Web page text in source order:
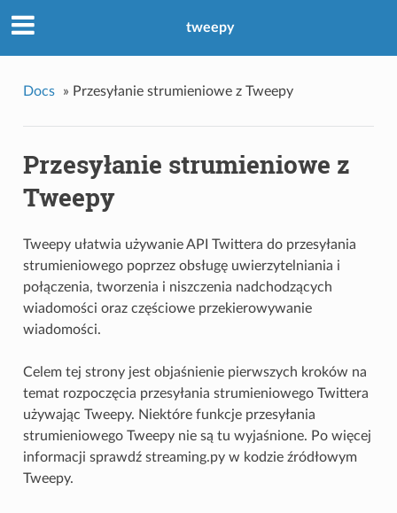
tweepy
Docs » Przesyłanie strumieniowe z Tweepy
Przesyłanie strumieniowe z
Tweepy
Tweepy ułatwia używanie API Twittera do przesyłania
strumieniowego poprzez obsługę uwierzytelniania i
połączenia, tworzenia i niszczenia nadchodzących
wiadomości oraz częściowe przekierowywanie
wiadomości.
Celem tej strony jest objaśnienie pierwszych kroków na
temat rozpoczęcia przesyłania strumieniowego Twittera
używając Tweepy. Niektóre funkcje przesyłania
strumieniowego Tweepy nie są tu wyjaśnione. Po więcej
informacji sprawdź streaming.py w kodzie źródłowym
Tweepy.